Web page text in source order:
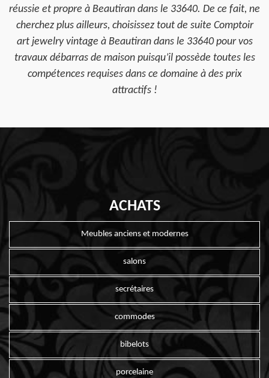
réussie et propre à Beautiran dans le 33640. De ce fait, ne
cherchez plus ailleurs, choisissez tout de suite Comptoir
art jewelry vintage à Beautiran dans le 33640 pour vos
travaux débarras de maison puisqu’il possède toutes les
compétences requises dans ce domaine à des prix
attractifs !
ACHATS
Meubles anciens et modernes
salons
secrétaires
commodes
bibelots
porcelaine